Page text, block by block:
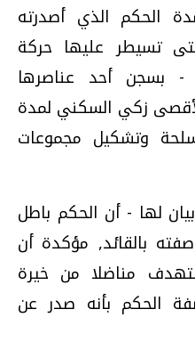
الحكم الذي أصدرته
تسيطر عليها حركة
حماس منذ العام 2007 - بسجن أحد عناصرها
زكي السكني لمدة
وتشكيل مجموعات
لها - أن الحكم باطل
بالقائد, مؤكدة أن
مناضلا من خيرة
الحكم بأنه صدر عن